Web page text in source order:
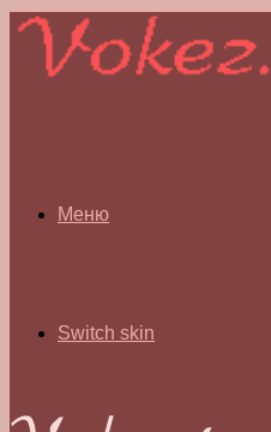
Меню
Switch skin